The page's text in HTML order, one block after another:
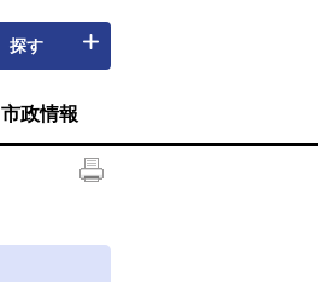
探す
市政情報